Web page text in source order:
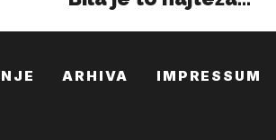
ARHIVA IMPRESSUM